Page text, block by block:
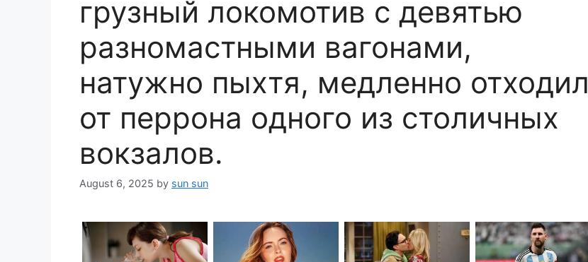
грузный локомотив с девятью
разномастными вагонами,
натужно пыхтя, медленно отходил
от перрона одного из столичных
вокзалов.
August 6, 2025 by sun sun